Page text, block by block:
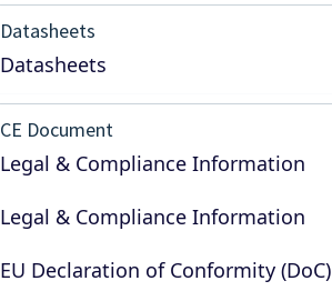
Datasheets
Datasheets
CE Document
Legal & Compliance Information
Legal & Compliance Information
EU Declaration of Conformity (DoC)